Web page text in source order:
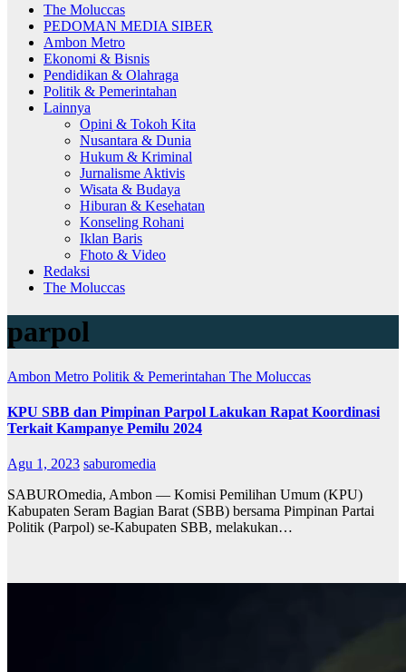
The Moluccas
PEDOMAN MEDIA SIBER
Ambon Metro
Ekonomi & Bisnis
Pendidikan & Olahraga
Politik & Pemerintahan
Lainnya
Opini & Tokoh Kita
Nusantara & Dunia
Hukum & Kriminal
Jurnalisme Aktivis
Wisata & Budaya
Hiburan & Kesehatan
Konseling Rohani
Iklan Baris
Fhoto & Video
Redaksi
The Moluccas
parpol
Ambon Metro Politik & Pemerintahan The Moluccas
KPU SBB dan Pimpinan Parpol Lakukan Rapat Koordinasi
Terkait Kampanye Pemilu 2024
Agu 1, 2023 saburomedia
SABUROmedia, Ambon — Komisi Pemilihan Umum (KPU)
Kabupaten Seram Bagian Barat (SBB) bersama Pimpinan Partai
Politik (Parpol) se-Kabupaten SBB, melakukan…